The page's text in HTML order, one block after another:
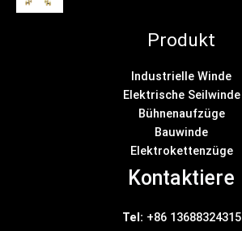
Produkt
Industrielle Winde
Elektrische Seilwinde
Bühnenaufzüge
Bauwinde
Elektrokettenzüge
Kontaktiere
Tel: +86 13688324315